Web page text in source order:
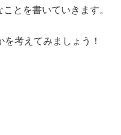
とを書いていきます。
考えてみましょう！